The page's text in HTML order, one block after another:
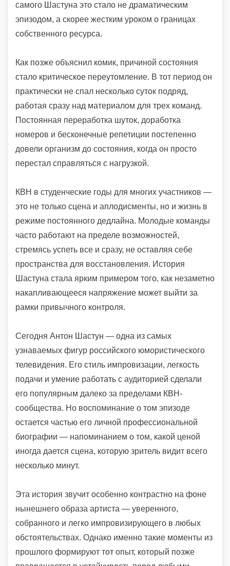
самого Шастуна это стало не драматическим
эпизодом, а скорее жестким уроком о границах
собственного ресурса.
Как позже объяснил комик, причиной состояния
стало критическое переутомление. В тот период он
практически не спал несколько суток подряд,
работая сразу над материалом для трех команд.
Постоянная переработка шуток, доработка
номеров и бесконечные репетиции постепенно
довели организм до состояния, когда он просто
перестал справляться с нагрузкой.
КВН в студенческие годы для многих участников —
это не только сцена и аплодисменты, но и жизнь в
режиме постоянного дедлайна. Молодые команды
часто работают на пределе возможностей,
стремясь успеть все и сразу, не оставляя себе
пространства для восстановления. История
Шастуна стала ярким примером того, как незаметно
накапливающееся напряжение может выйти за
рамки привычного контроля.
Сегодня Антон Шастун — одна из самых
узнаваемых фигур российского юмористического
телевидения. Его стиль импровизации, легкость
подачи и умение работать с аудиторией сделали
его популярным далеко за пределами КВН-
сообщества. Но воспоминание о том эпизоде
остается частью его личной профессиональной
биографии — напоминанием о том, какой ценой
иногда дается сцена, которую зритель видит всего
несколько минут.
Эта история звучит особенно контрастно на фоне
нынешнего образа артиста — уверенного,
собранного и легко импровизирующего в любых
обстоятельствах. Однако именно такие моменты из
прошлого формируют тот опыт, который позже